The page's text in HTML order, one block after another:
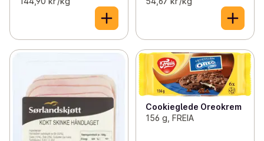
Cookieglede Oreokrem
156 g, FREIA